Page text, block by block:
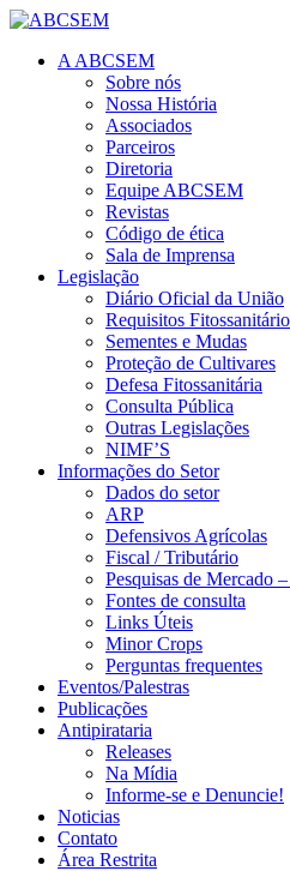
A ABCSEM
Sobre nós
Nossa História
Associados
Parceiros
Diretoria
Equipe ABCSEM
Revistas
Código de ética
Sala de Imprensa
Legislação
Diário Oficial da União
Requisitos
Sementes e Mudas
Proteção de Cultivares
Defesa Fitossanitária
Consulta Pública
Outras Legislações
NIMF’S
Informações do Setor
Dados do setor
ARP
Defensivos Agrícolas
Fiscal / Tributário
Pesquisas de Mercado
Fontes de consulta
Links Úteis
Minor Crops
Perguntas frequentes
Eventos/Palestras
Publicações
Antipirataria
Releases
Na Mídia
Informe-se e Denuncie!
Noticias
Contato
Área Restrita